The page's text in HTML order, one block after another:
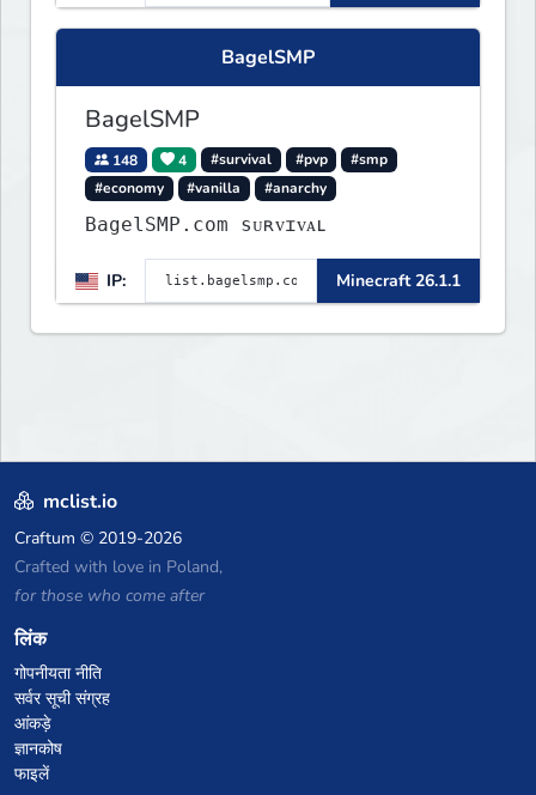
exhilarating game modes,
blending both timeless
classics and innovative new
BagelSMP
BagelSMP
148 4 #survival #pvp
#smp
#economy
#vanilla #anarchy
BagelSMP.com ѕᴜʀᴠɪᴠᴀʟ
IP: Minecraft 26.1.1
mclist.io
Craftum © 2019-2026
Crafted with love in Poland,
for those who come after
लिंक
गोपनीयता नीति
सर्वर सूची संग्रह
आंकड़े
ज्ञानकोष
फाइलें